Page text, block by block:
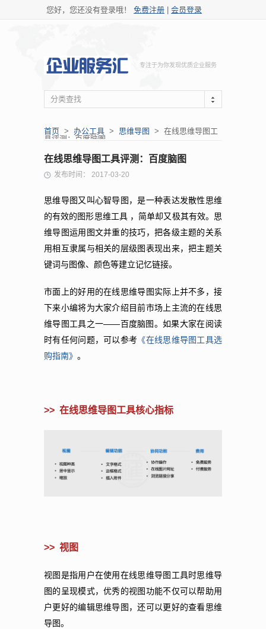
您好，您还没有登录哦！ 免费注册 会员登录
专注于为你发现优质企业服务
分类查找
首页 > 办公工具 > 思维导图 > 在线思维导图工
具评测：百度脑图
在线思维导图工具评测：百度脑图
发布时间： 2017-03-20
思维导图又叫心智导图，是一种表达发散性思维
的有效的图形思维工具 ，简单却又极其有效。思
维导图运用图文并重的技巧，把各级主题的关系
用相互隶属与相关的层级图表现出来，把主题关
键词与图像、颜色等建立记忆链接。
市面上的好用的在线思维导图实际上并不多，接
下来小编将为大家介绍目前市场上主流的在线思
维导图工具之一——百度脑图。如果大家在阅读
时有任何问题，可以参考 《在线思维导图工具选
购指南》 。
>> 在线思维导图工具核心指标
>> 视图
视图是指用户在使用在线思维导图工具时思维导
图的呈现模式，优秀的视图功能不仅可以帮助用
户更好的编辑思维导图，还可以更好的查看思维
导图。